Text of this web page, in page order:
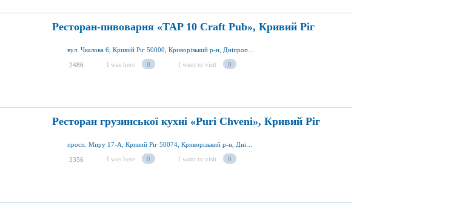
Ресторан-пивоварня «TAP 10 Craft Pub», Кривий Ріг
2486 I was here 0 I want to visit 0
Ресторан грузинської кухні «Puri Chveni», Кривий Ріг
3356 I was here 0 I want to visit 0